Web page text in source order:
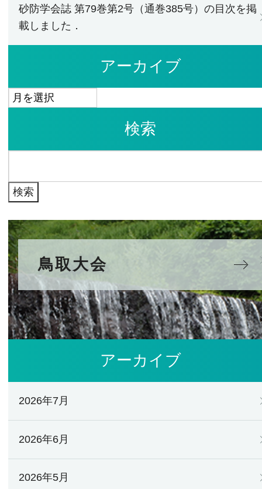
砂防学会誌 第79巻第2号（通巻385号）の目次を掲
載しました．
アーカイブ
ア
検索
鳥取大会
アーカイブ
2026年7月
2026年6月
2026年5月